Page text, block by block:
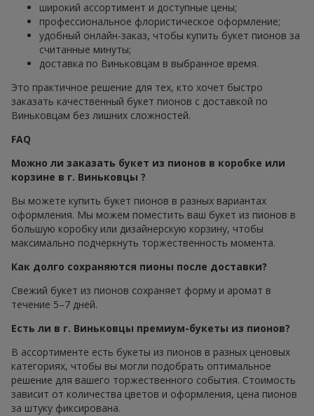
широкий ассортимент и доступные цены;
профессиональное флористическое оформление;
удобный онлайн-заказ, чтобы купить букет пионов за
считанные минуты;
доставка по Виньковцам в выбранное время.
Это практичное решение для тех, кто хочет быстро
заказать качественный букет пионов с доставкой по
Виньковцам без лишних сложностей.
FAQ
Можно ли заказать букет из пионов в коробке или
корзине в г. Виньковцы ?
Вы можете купить букет пионов в разных вариантах
оформления. Мы можем поместить ваш букет из пионов в
большую коробку или дизайнерскую корзину, чтобы
максимально подчеркнуть торжественность момента.
Как долго сохраняются пионы после доставки?
Свежий букет из пионов сохраняет форму и аромат в
течение 5–7 дней.
Есть ли в г. Виньковцы премиум-букеты из пионов?
В ассортименте есть букеты из пионов в разных ценовых
категориях, чтобы вы могли подобрать оптимальное
решение для вашего торжественного события. Стоимость
зависит от количества цветов и оформления, цена пионов
за штуку фиксирована.